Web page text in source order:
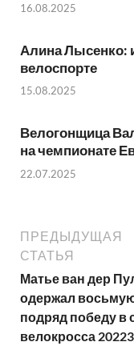
16.08.2025
Алина Лысенко:
велоспорте
15.08.2025
Велогонщица
на чемпионате
22.07.2025
ПРЕДЫДУЩАЯ
СТАТЬЯ
Матье ван дер
одержал
подряд победу в
велокросса